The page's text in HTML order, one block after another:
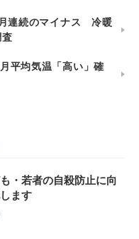
連続のマイナス 冷暖
平均気温「高い」確
・若者の自殺防止に向
ます